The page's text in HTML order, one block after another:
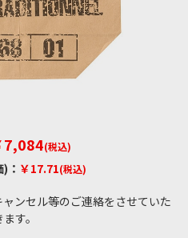
7,084(税込)
： ￥17.71(税込)
ンセル等のご連絡をさせていた
す。